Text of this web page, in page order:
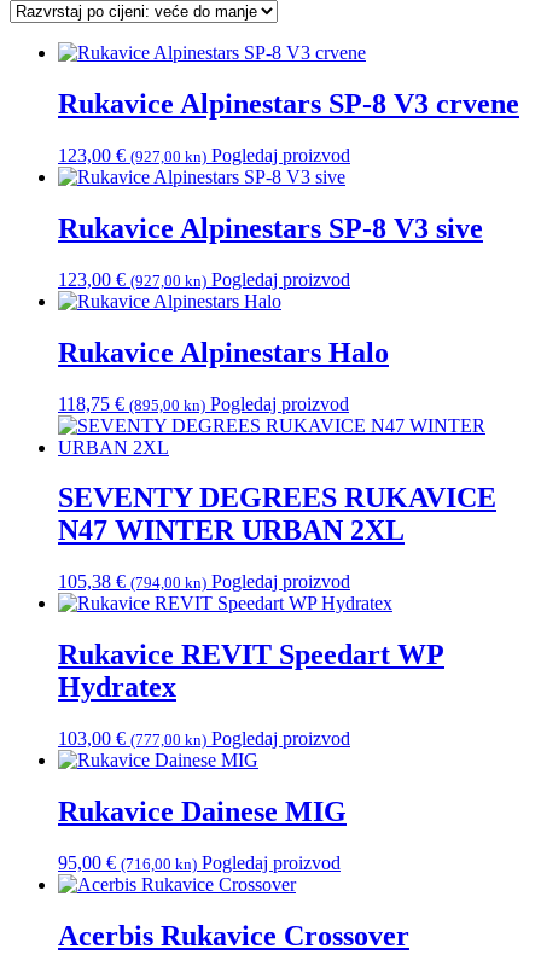
cijeni:
visoke
niske
Rukavice Alpinestars SP-8 V3 crvene
123,00 € (927,00 kn) Pogledaj proizvod
Rukavice Alpinestars SP-8 V3 sive
123,00 € (927,00 kn) Pogledaj proizvod
Rukavice Alpinestars Halo
118,75 € (895,00 kn) Pogledaj proizvod
SEVENTY DEGREES RUKAVICE
N47 WINTER URBAN 2XL
105,38 € (794,00 kn) Pogledaj proizvod
Rukavice REVIT Speedart WP
Hydratex
103,00 € (777,00 kn) Pogledaj proizvod
Rukavice Dainese MIG
95,00 € (716,00 kn) Pogledaj proizvod
Acerbis Rukavice Crossover